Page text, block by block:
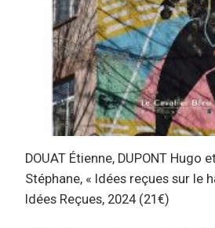
DOUAT Étienne, DUPONT Hugo
Stéphane, « Idées reçues sur le
Idées Reçues, 2024 (21€)